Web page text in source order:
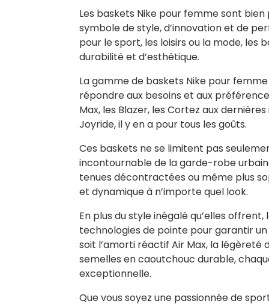
Les baskets Nike pour femme sont
symbole de style, d’innovation et de
pour le sport, les loisirs ou la mode,
durabilité et d’esthétique.
La gamme de baskets Nike pour
répondre aux besoins et aux
Max, les Blazer, les Cortez aux
Joyride, il y en a pour tous les goûts.
Ces baskets ne se limitent pas
incontournable de la garde-robe
tenues décontractées ou même plus
et dynamique à n’importe quel look.
En plus du style inégalé qu’elles
technologies de pointe pour garantir
soit l’amorti réactif Air Max, la légèreté
semelles en caoutchouc durable,
exceptionnelle.
Que vous soyez une passionnée de